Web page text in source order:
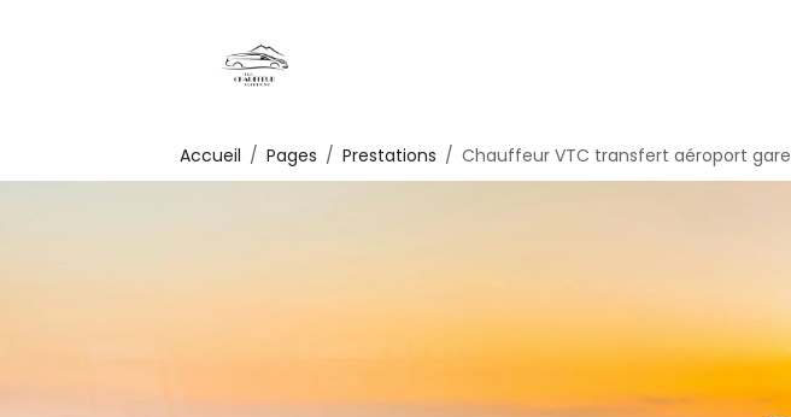
Accueil Pages Prestations Chauffeur VTC transfert aéroport gare